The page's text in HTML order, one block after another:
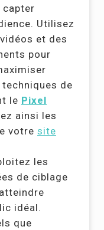
capter
Utilisez
et des
pour
de
le Pixel
ainsi les
votre site
les
de ciblage
idéal.
que